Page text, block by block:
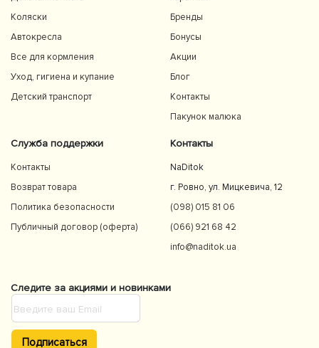
Коляски
Автокресла
Все для кормления
Уход, гигиена и купание
Детский транспорт
Бренды
Бонусы
Акции
Блог
Контакты
Пакунок малюка
Служба поддержки
Контакты
Возврат товара
Политика безопасности
Публичный договор (оферта)
Контакты
NaDitok
г. Ровно, ул. Мицкевича, 12
(098) 015 81 06
(066) 921 68 42
info@naditok.ua
Следите за акциями и новинками
Подписаться